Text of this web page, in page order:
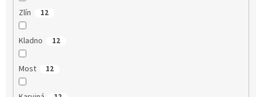
Zlín 12
Kladno 12
Most 12